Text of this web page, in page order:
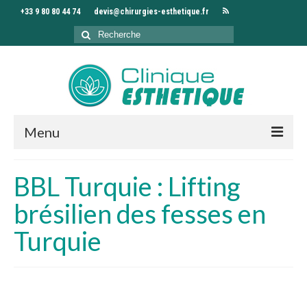
+33 9 80 80 44 74 devis@chirurgies-esthetique.fr
Rechercher
:
Menu
Clinique
Chirurgiens
Interventions
BBL Turquie : Lifting
brésilien des fesses en
Turquie